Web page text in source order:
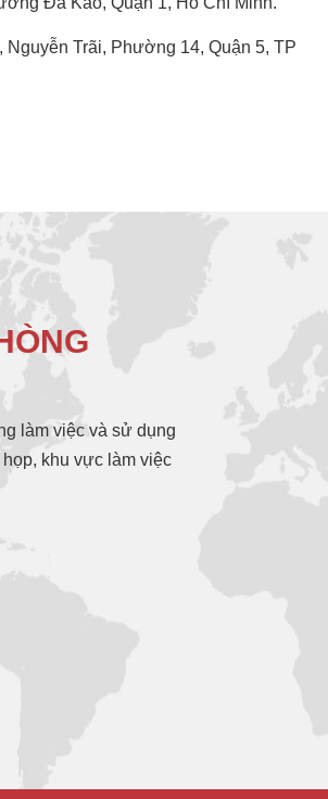
Trãi, Phường 14, Quận 5, TP
làm việc và sử dụng
khu vực làm việc